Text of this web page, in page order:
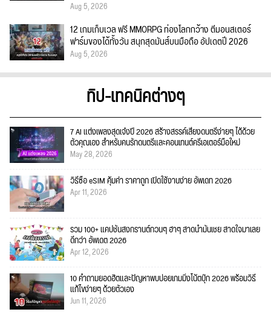
Aug 5, 2026
12 เกมเก็บเวล ฟรี MMORPG ท่องโลกกว้าง ตีมอนสเตอร์
ฟาร์มของได้ทั้งวัน สนุกสุดมันส์บนมือถือ อัปเดตปี 2026
Aug 5, 2026
ทิป-เทคนิคต่างๆ
7 AI แต่งเพลงสุดเจ๋งปี 2026 สร้างสรรค์เสียงดนตรีง่ายๆ ได้ด้วย
ตัวคุณเอง สำหรับคนรักดนตรีและคอนเทนต์ครีเอเตอร์มือใหม่
May 28, 2026
วิธีซื้อ eSIM คุ้มค่า ราคาถูก เปิดใช้งานง่าย อัพเดท 2026
Apr 11, 2026
รวม 100+ แคปชั่นสงกรานต์กวนๆ ฮาๆ สาดน้ำมันเชย สาดใจมาเลย
ดีกว่า อัพเดต 2026
Apr 12, 2026
10 คำถามยอดฮิตและปัญหาพบบ่อยเกมมิ่งโน้ตบุ๊ก 2026 พร้อมวิธี
แก้ไขง่ายๆ ด้วยตัวเอง
Jun 11, 2026